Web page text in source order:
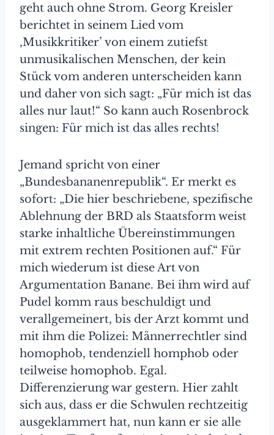
geht auch ohne Strom. Georg Kreisler
berichtet in seinem Lied vom
‚Musikkritiker’ von einem zutiefst
unmusikalischen Menschen, der kein
Stück vom anderen unterscheiden kann
und daher von sich sagt: „Für mich ist das
alles nur laut!“ So kann auch Rosenbrock
singen: Für mich ist das alles rechts!
Jemand spricht von einer
„Bundesbananenrepublik“. Er merkt es
sofort: „Die hier beschriebene, spezifische
Ablehnung der BRD als Staatsform weist
starke inhalt­liche Übereinstimmungen
mit extrem rechten Positionen auf.“ Für
mich wiederum ist diese Art von
Argumentation Banane. Bei ihm wird auf
Pudel komm raus beschuldigt und
verallgemeinert, bis der Arzt kommt und
mit ihm die Polizei: Männerrechtler sind
homophob, tendenziell homphob oder
teilweise homophob. Egal.
Differenzierung war gestern. Hier zahlt
sich aus, dass er die Schwulen rechtzeitig
ausgeklammert hat, nun kann er sie alle